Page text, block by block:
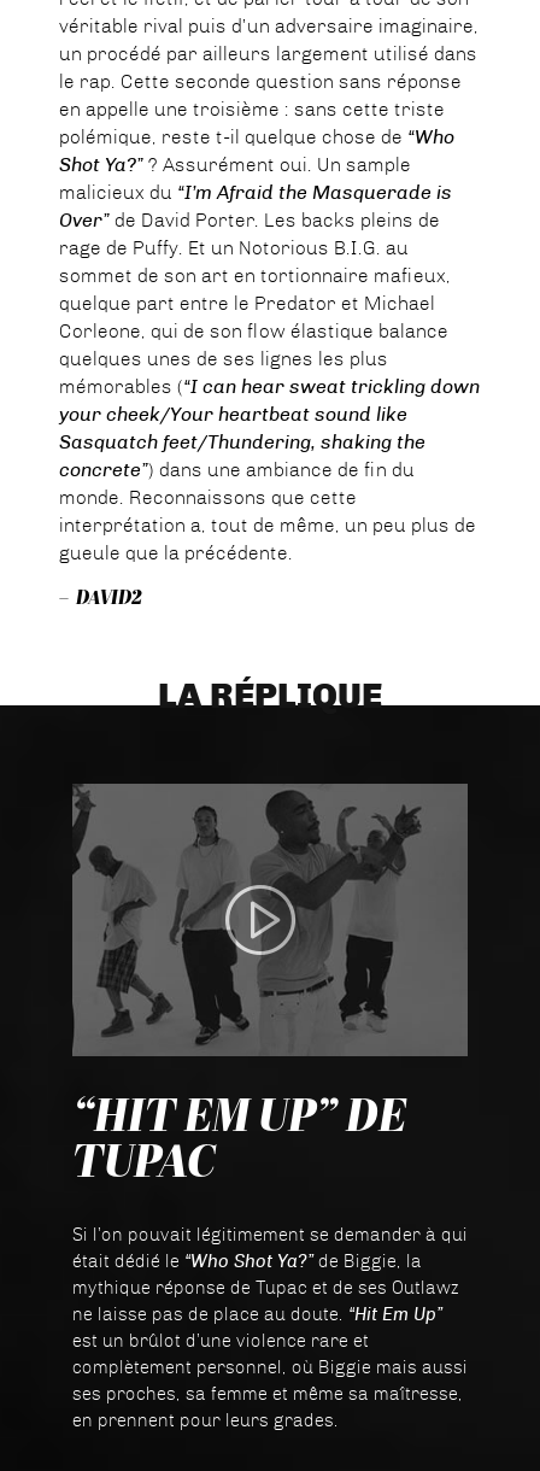
véritable rival puis d’un adversaire imaginaire,
un procédé par ailleurs largement utilisé dans
le rap. Cette seconde question sans réponse
en appelle une troisième : sans cette triste
polémique, reste t-il quelque chose de “Who
Shot Ya?” ? Assurément oui. Un sample
malicieux du “I’m Afraid the Masquerade is
Over” de David Porter. Les backs pleins de
rage de Puffy. Et un Notorious B.I.G. au
sommet de son art en tortionnaire mafieux,
quelque part entre le Predator et Michael
Corleone, qui de son flow élastique balance
quelques unes de ses lignes les plus
mémorables (“I can hear sweat trickling down
your cheek/Your heartbeat sound like
Sasquatch feet/Thundering, shaking the
concrete”) dans une ambiance de fin du
monde. Reconnaissons que cette
interprétation a, tout de même, un peu plus de
gueule que la précédente.
– DAVID2
LA RÉPLIQUE
“HIT EM UP” DE
TUPAC
Si l’on pouvait légitimement se demander à qui
était dédié le “Who Shot Ya?”de Biggie, la
mythique réponse de Tupac et de ses Outlawz
ne laisse pas de place au doute. “Hit Em Up”
est un brûlot d’une violence rare et
complètement personnel, où Biggie mais aussi
ses proches, sa femme et même sa maîtresse,
en prennent pour leurs grades.